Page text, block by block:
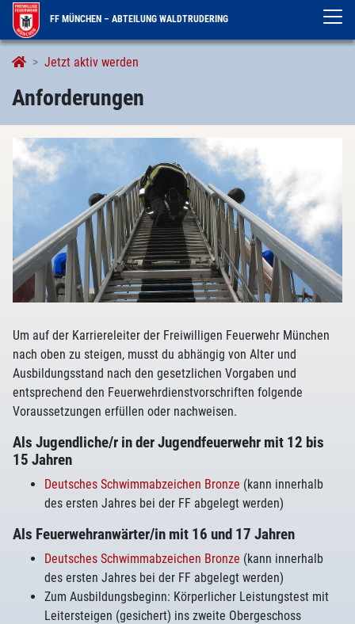
FF MÜNCHEN – ABTEILUNG WALDTRUDERING
Jetzt aktiv werden
Anforderungen
Anforderungen
Um auf der Karriereleiter der Freiwilligen Feuerwehr München
nach oben zu steigen, musst du abhängig von Alter und
Ausbildungsstand nach den gesetzlichen Vorgaben und
entsprechend den Feuerwehrdienstvorschriften folgende
Voraussetzungen erfüllen oder nachweisen.
Als Jugendliche/r in der Jugendfeuerwehr mit 12 bis
15 Jahren
Deutsches Schwimmabzeichen Bronze (kann innerhalb
des ersten Jahres bei der FF abgelegt werden)
Als Feuerwehranwärter/in mit 16 und 17 Jahren
Deutsches Schwimmabzeichen Bronze (kann innerhalb
des ersten Jahres bei der FF abgelegt werden)
Zum Ausbildungsbeginn: Körperlicher Leistungstest mit
Leitersteigen (gesichert) ins zweite Obergeschoss